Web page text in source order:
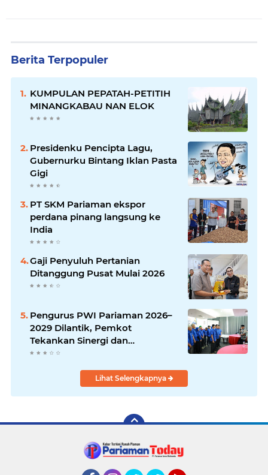
Berita Terpopuler
KUMPULAN PEPATAH-PETITIH
MINANGKABAU NAN ELOK
Presidenku Pencipta Lagu,
Gubernurku Bintang Iklan Pasta
Gigi
PT SKM Pariaman ekspor
perdana pinang langsung ke
India
Gaji Penyuluh Pertanian
Ditanggung Pusat Mulai 2026
Pengurus PWI Pariaman 2026–
2029 Dilantik, Pemkot
Tekankan Sinergi dan
Profesionalisme Pers
Lihat Selengkapnya